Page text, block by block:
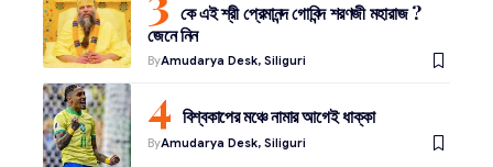
কে এই শ্রী প্রেমানন্দ গোবিন্দ শরণজী মহারাজ ?
জেনে নিন
ByAmudarya Desk, Siliguri
বিশ্বকাপের মঞ্চে নামার আগেই ধাক্কা
ByAmudarya Desk, Siliguri